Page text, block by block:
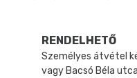
RENDELHETŐ
Személyes átvétel
vagy Bacsó Béla